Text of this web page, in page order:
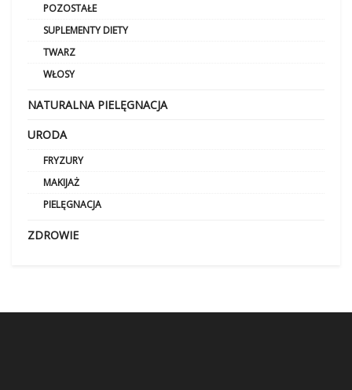
POZOSTAŁE
SUPLEMENTY DIETY
TWARZ
WŁOSY
NATURALNA PIELĘGNACJA
URODA
FRYZURY
MAKIJAŻ
PIELĘGNACJA
ZDROWIE